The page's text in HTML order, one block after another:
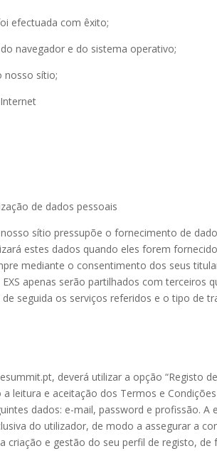
efectuada com êxito;
navegador e do sistema operativo;
nosso sítio;
de dados pessoais
sítio pressupõe o fornecimento de
estes dados quando eles forem
mediante o consentimento dos seus
apenas serão partilhados com terceiros
seguida os serviços referidos e o tipo de
deverá utilizar a opção “Registo
leitura e aceitação dos Termos e
dados: e-mail, password e profissão. A
do utilizador, de modo a assegurar a
criação e gestão do seu perfil de registo,